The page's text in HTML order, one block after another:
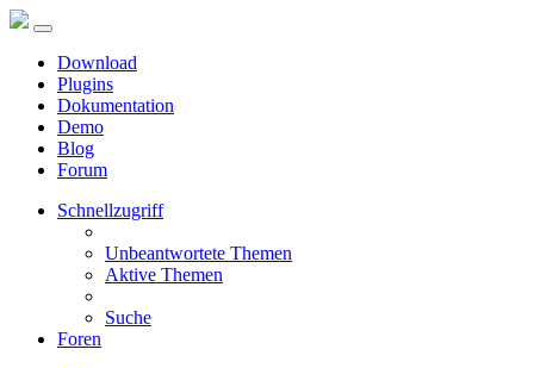
Download
Plugins
Dokumentation
Demo
Blog
Forum
Schnellzugriff
Unbeantwortete Themen
Aktive Themen
Suche
Foren